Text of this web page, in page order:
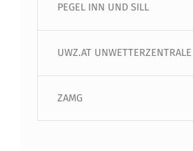
PEGEL INN UND SILL
UWZ.AT UNWETTERZENTRALE
ZAMG